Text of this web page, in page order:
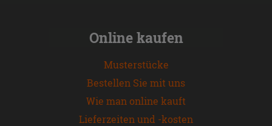
Online kaufen
Musterstücke
Bestellen Sie mit uns
Wie man online kauft
Lieferzeiten und -kosten